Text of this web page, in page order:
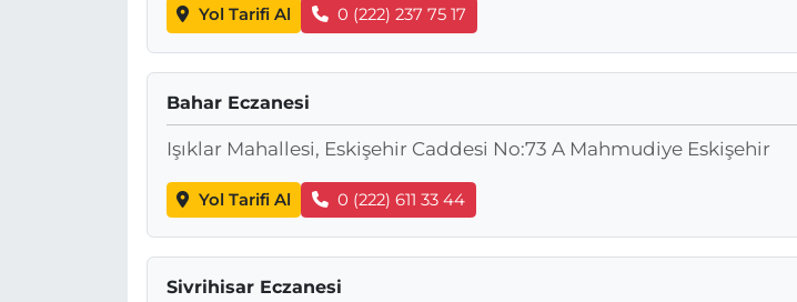
Yol Tarifi Al 0 (222) 237 75 17
Bahar Eczanesi
Işıklar Mahallesi, Eskişehir Caddesi No:73 A Mahmudiye Eskişehir
Yol Tarifi Al 0 (222) 611 33 44
Sivrihisar Eczanesi